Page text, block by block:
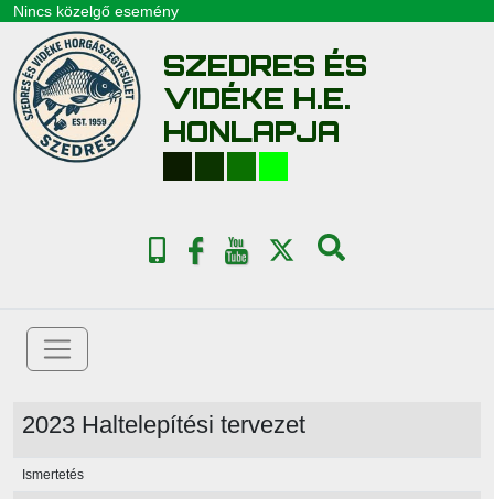
Nincs közelgő esemény
SZEDRES ÉS
VIDÉKE H.E.
HONLAPJA
2023 Haltelepítési tervezet
Ismertetés